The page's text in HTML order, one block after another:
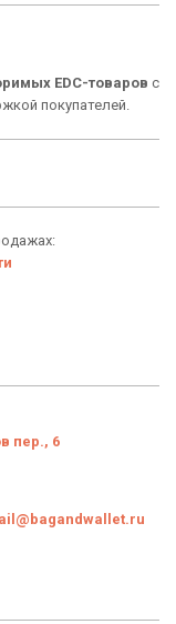
EDC-товаров с
покупателей.
пер., 6